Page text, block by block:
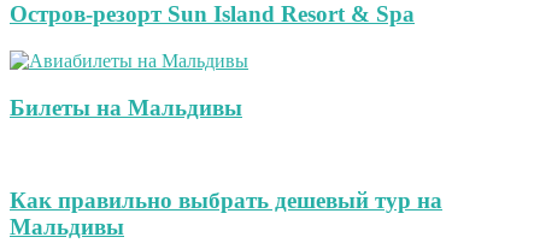
Остров-резорт Sun Island Resort & Spa
Билеты на Мальдивы
Как правильно выбрать дешевый тур на
Мальдивы